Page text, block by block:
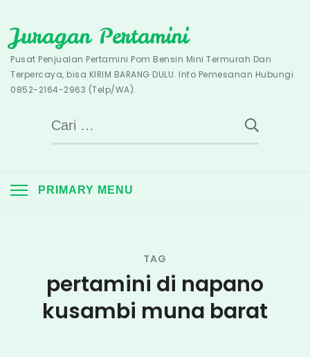
to
content
Juragan Pertamini
Pusat Penjualan Pertamini Pom Bensin Mini Termurah Dan
Terpercaya, bisa KIRIM BARANG DULU. Info Pemesanan Hubungi
0852-2164-2963 (Telp/WA).
Cari
untuk:
PRIMARY MENU
TAG
pertamini di napano
kusambi muna barat